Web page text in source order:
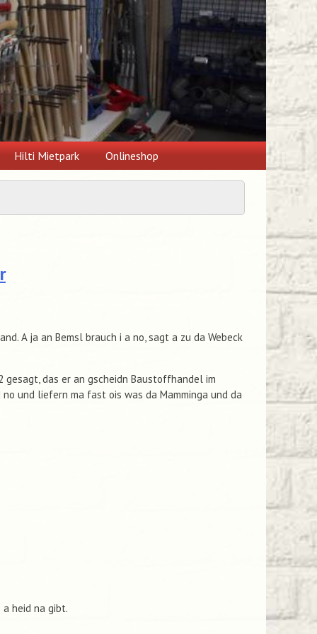
Hilti Mietpark Onlineshop
A ja an Bemsl brauch i a no, sagt a zu da Webeck
gesagt, das er an gscheidn Baustoffhandel im
und liefern ma fast ois was da Mamminga und da
a heid na gibt.